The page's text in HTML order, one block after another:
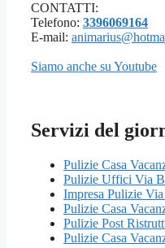
CONTATTI:
Telefono: 3396069164
E-mail:
Siamo anche su Youtube
Servizi del
Pulizie Casa
Pulizie Uffici Via
Impresa Pulizie
Pulizie Casa
Pulizie Post
Pulizie Casa